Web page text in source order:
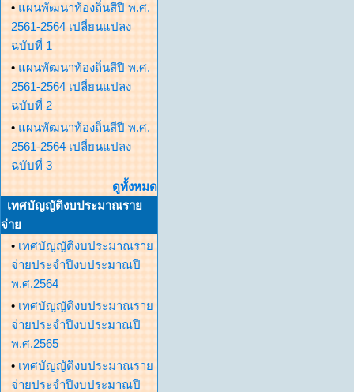
• แผนพัฒนาท้องถิ่นสีปี พ.ศ.
2561-2564 เปลี่ยนแปลง
ฉบับที่ 1
• แผนพัฒนาท้องถิ่นสีปี พ.ศ.
2561-2564 เปลี่ยนแปลง
ฉบับที่ 2
• แผนพัฒนาท้องถิ่นสีปี พ.ศ.
2561-2564 เปลี่ยนแปลง
ฉบับที่ 3
ดูทั้งหมด
เทศบัญญัติงบประมาณราย
จ่าย
• เทศบัญญัติงบประมาณราย
จ่ายประจำปีงบประมาณปี
พ.ศ.2564
• เทศบัญญัติงบประมาณราย
จ่ายประจำปีงบประมาณปี
พ.ศ.2565
• เทศบัญญัติงบประมาณราย
จ่ายประจำปีงบประมาณปี